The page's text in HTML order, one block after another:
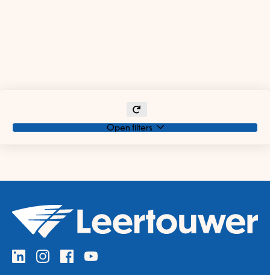
Open filters